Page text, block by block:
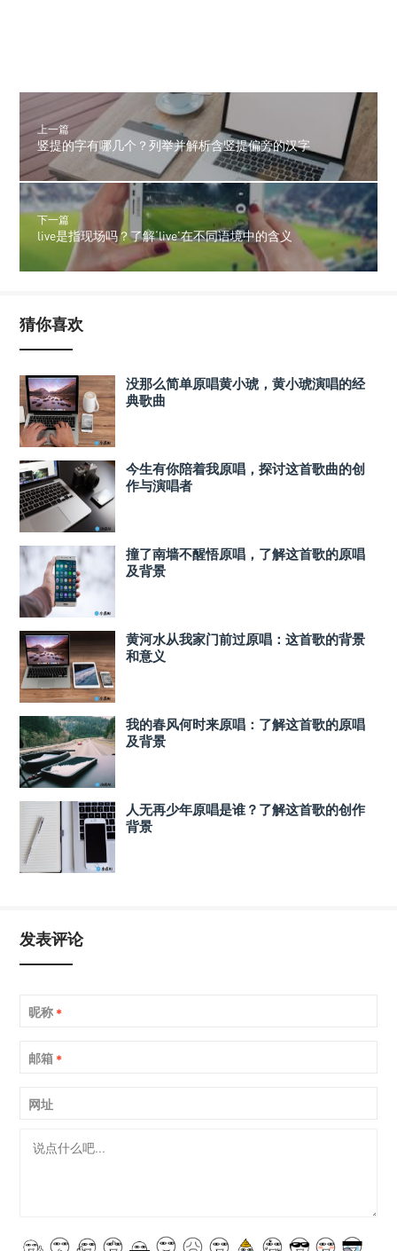
上一篇
竖提的字有哪几个？列举并解析含竖提偏旁的汉字
下一篇
live是指现场吗？了解‘live’在不同语境中的含义
猜你喜欢
没那么简单原唱黄小琥，黄小琥演唱的经
典歌曲
今生有你陪着我原唱，探讨这首歌曲的创
作与演唱者
撞了南墙不醒悟原唱，了解这首歌的原唱
及背景
黄河水从我家门前过原唱：这首歌的背景
和意义
我的春风何时来原唱：了解这首歌的原唱
及背景
人无再少年原唱是谁？了解这首歌的创作
背景
发表评论
昵称 *
邮箱 *
网址